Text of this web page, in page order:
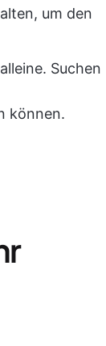
um den
Suchen
können.